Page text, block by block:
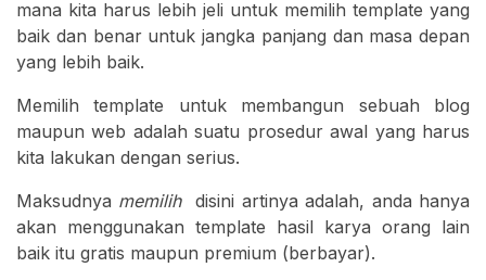
mana kita harus lebih jeli untuk memilih template yang
baik dan benar untuk jangka panjang dan masa depan
yang lebih baik.
Memilih template untuk membangun sebuah blog
maupun web adalah suatu prosedur awal yang harus
kita lakukan dengan serius.
Maksudnya memilihdisini artinya adalah, anda hanya
akan menggunakan template hasil karya orang lain
baik itu gratis maupun premium (berbayar).